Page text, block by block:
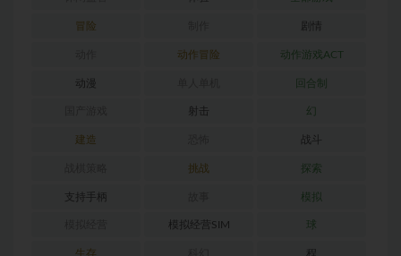
冒险 剧情
动作冒险 动作游戏ACT
动漫 回合制
射击 幻
建造 战斗
挑战 探索
支持手柄 模拟
模拟经营SIM 球
生存 程